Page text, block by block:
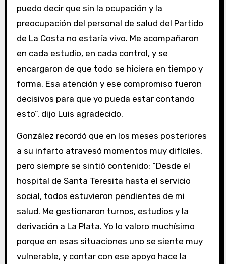
puedo decir que sin la ocupación y la
preocupación del personal de salud del Partido
de La Costa no estaría vivo. Me acompañaron
en cada estudio, en cada control, y se
encargaron de que todo se hiciera en tiempo y
forma. Esa atención y ese compromiso fueron
decisivos para que yo pueda estar contando
esto”, dijo Luis agradecido.
González recordó que en los meses posteriores
a su infarto atravesó momentos muy difíciles,
pero siempre se sintió contenido: “Desde el
hospital de Santa Teresita hasta el servicio
social, todos estuvieron pendientes de mi
salud. Me gestionaron turnos, estudios y la
derivación a La Plata. Yo lo valoro muchísimo
porque en esas situaciones uno se siente muy
vulnerable, y contar con ese apoyo hace la